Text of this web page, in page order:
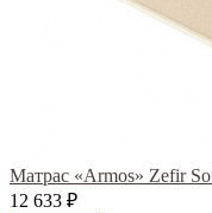
Матрас «Armos» Zefir
12 633 ₽